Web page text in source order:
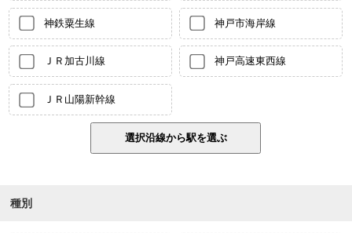
神鉄粟生線 神戸市海岸線
ＪＲ加古川線 神戸高速東西線
ＪＲ山陽新幹線
種別